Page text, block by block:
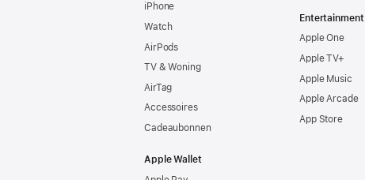
iPhone
Watch
AirPods
TV & Woning
AirTag
Accessoires
Cadeaubonnen
Apple Wallet
Entertainment
Apple One
Apple TV+
Apple Music
Apple Arcade
App Store